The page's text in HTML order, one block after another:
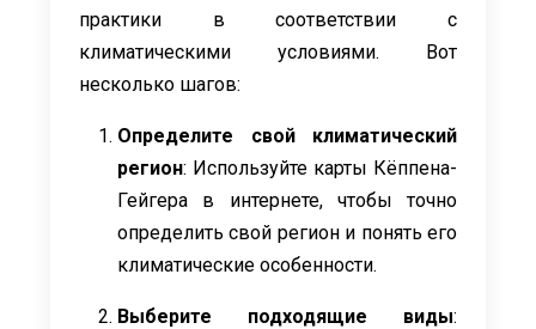
практики в соответствии с
климатическими условиями. Вот
несколько шагов:
Определите свой климатический
регион: Используйте карты Кёппена-
Гейгера в интернете, чтобы точно
определить свой регион и понять его
климатические особенности.
Выберите подходящие виды: